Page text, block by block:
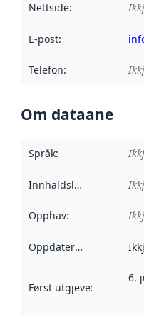
Nettside:
E-post:
Telefon:
Om dataane
Språk:
Innhaldsleverandørar :
Opphav:
Oppdateringsfrekvens :
Først utgjeve: Denne
6.